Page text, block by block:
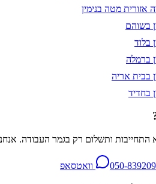
אזורית מטה בנימין
בשוהם
בלוד
ברמלה
בבית אריה
בחדיד
התחייבות ותשלום רק בגמר העבודה.
050- וואטסאפ